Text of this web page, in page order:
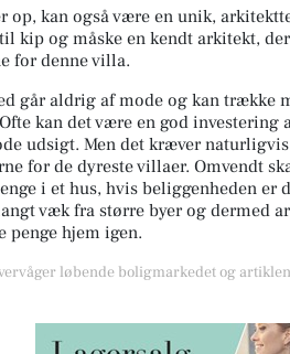
op, kan også være en unik,
kip og måske en kendt arkitekt,
for denne villa.
går aldrig af mode og kan trække
kan det være en god
udsigt. Men det kræver
for de dyreste villaer. Omvendt
i et hus, hvis beliggenheden er
væk fra større byer og dermed
penge hjem igen.
løbende boligmarkedet og